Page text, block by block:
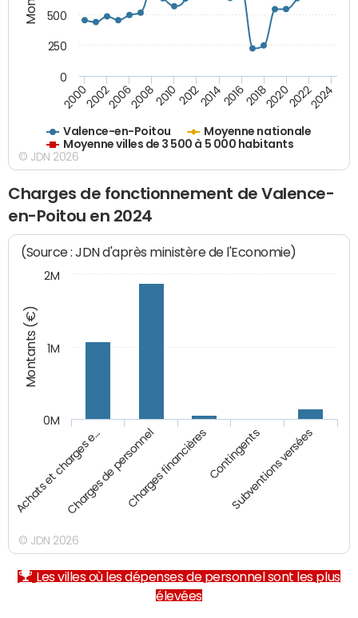
Valence-en-Poitou
Moyenne nationale
Moyenne villes de 3 500 à 5 000 habitants
200020022006200820102012201420162018202020222024
0
250
500
© JDN 2026
Charges de fonctionnement de Valence-
en-Poitou en 2024
Montants (€)
(Source : JDN d'après ministère de l'Economie)
Achats et charges e…Charges de personnelCharges financièresContingents
Subventions versées
0M
1M
2M
© JDN 2026
Les villes où les dépenses de personnel sont les plus
élevées